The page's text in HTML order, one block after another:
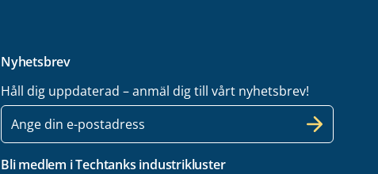
Nyhetsbrev
Håll dig uppdaterad – anmäl dig till vårt nyhetsbrev!
E-
post
Bli medlem i Techtanks industrikluster